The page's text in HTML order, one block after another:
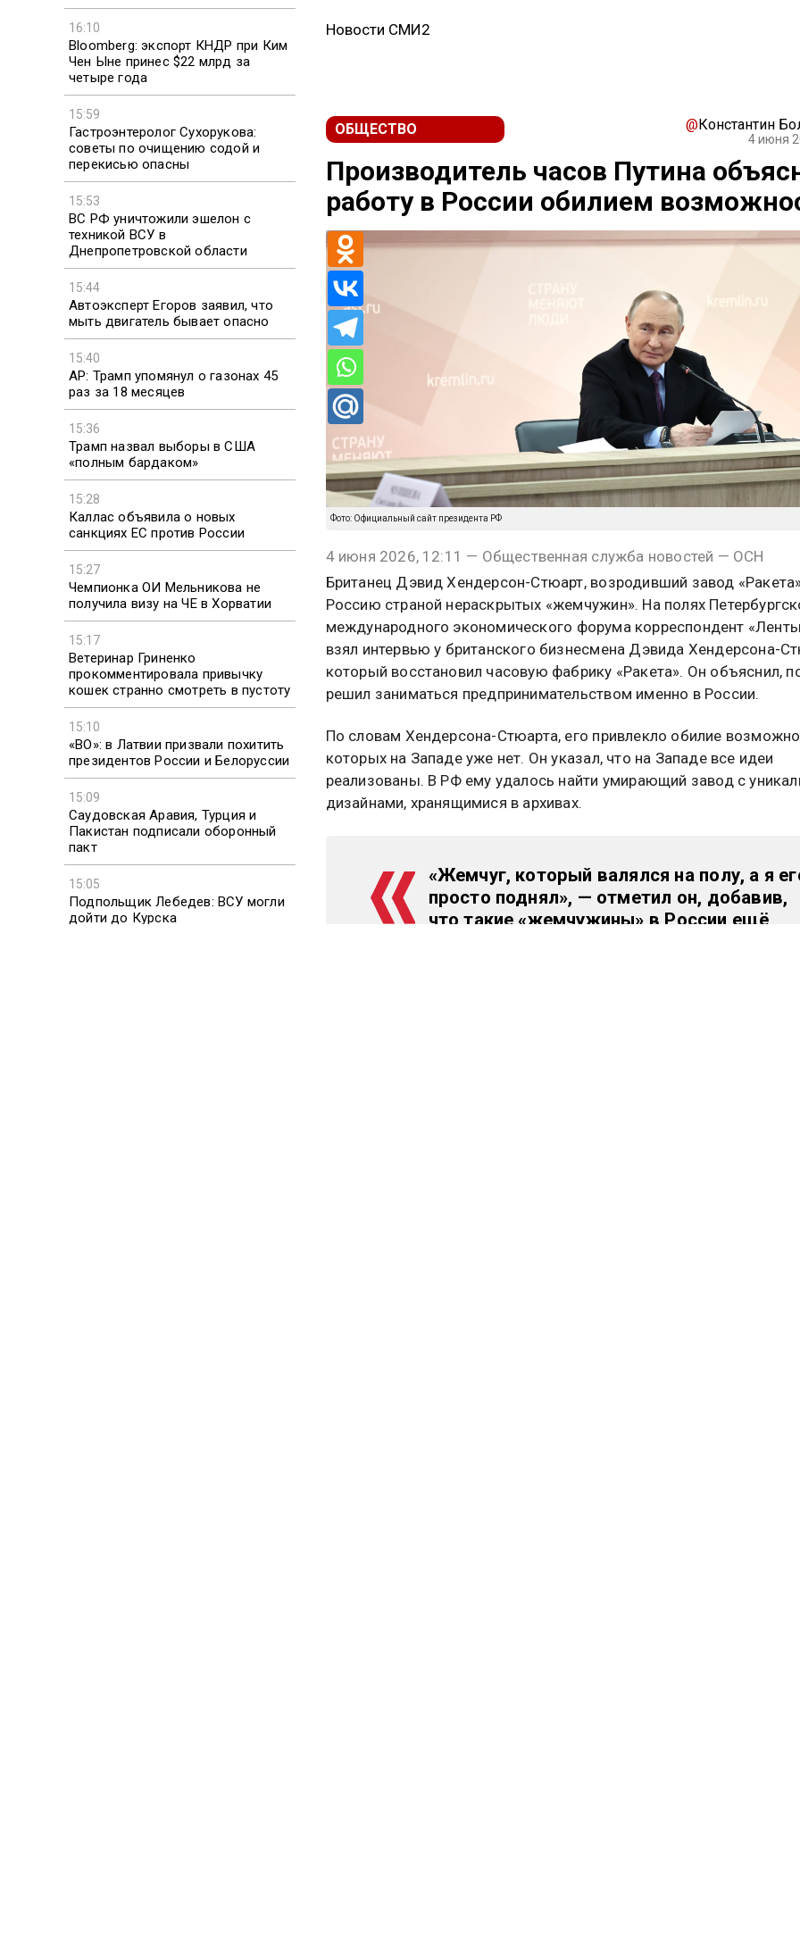
16:10
Bloomberg: экспорт КНДР при Ким
Чен Ыне принес $22 млрд за
четыре года
15:59
Гастроэнтеролог Сухорукова:
советы по очищению содой и
перекисью опасны
15:53
ВС РФ уничтожили эшелон с
техникой ВСУ в
Днепропетровской области
15:44
Автоэксперт Егоров заявил, что
мыть двигатель бывает опасно
15:40
AP: Трамп упомянул о газонах 45
раз за 18 месяцев
15:36
Трамп назвал выборы в США
«полным бардаком»
15:28
Каллас объявила о новых
санкциях ЕС против России
15:27
Чемпионка ОИ Мельникова не
получила визу на ЧЕ в Хорватии
15:17
Ветеринар Гриненко
прокомментировала привычку
кошек странно смотреть в пустоту
15:10
«ВО»: в Латвии призвали похитить
президентов России и Белоруссии
15:09
Саудовская Аравия, Турция и
Пакистан подписали оборонный
пакт
15:05
Подпольщик Лебедев: ВСУ могли
дойти до Курска
Новости СМИ2
ОБЩЕСТВО @Константин
4 июня
Производитель часов Путина
работу в России обилием
Фото: Официальный сайт президента РФ
4 июня 2026, 12:11 — Общественная служба новостей — ОСН
Британец Дэвид Хендерсон-Стюарт, возродивший завод
Россию страной нераскрытых «жемчужин». На полях
международного экономического форума корреспондент
взял интервью у британского бизнесмена Дэвида Хендерсона-
который восстановил часовую фабрику «Ракета». Он объяснил,
решил заниматься предпринимательством именно в России.
По словам Хендерсона-Стюарта, его привлекло обилие
которых на Западе уже нет. Он указал, что на Западе все идеи
реализованы. В РФ ему удалось найти умирающий завод с
дизайнами, хранящимися в архивах.
«Жемчуг, который валялся на полу, а я
просто поднял», — отметил он, добавив,
что такие «жемчужины» в России ещё